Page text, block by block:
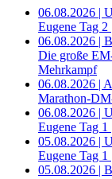
06.08.2026 |
Eugene Tag
06.08.2026 |
Die große
Mehrkampf
06.08.2026 |
Marathon-
06.08.2026 |
Eugene Tag
05.08.2026 |
Eugene Tag
05.08.2026 |